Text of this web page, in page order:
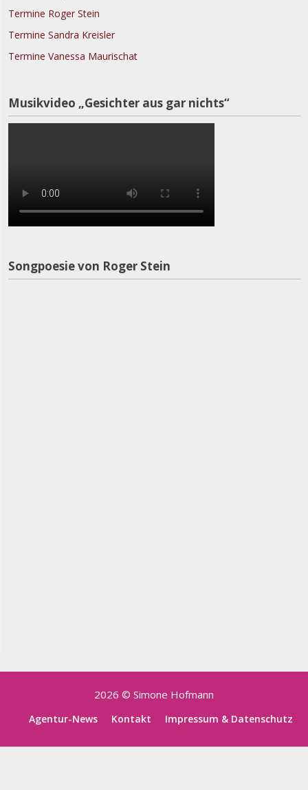
Termine Roger Stein
Termine Sandra Kreisler
Termine Vanessa Maurischat
Musikvideo „Gesichter aus gar nichts“
Songpoesie von Roger Stein
2026 © Simone Hofmann
Agentur-News Kontakt Impressum & Datenschutz